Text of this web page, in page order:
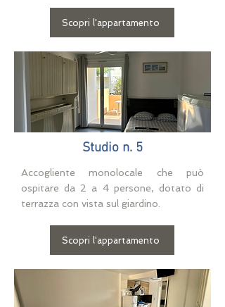
Scopri l'appartamento
Studio n. 5
Accogliente monolocale che può
ospitare da 2 a 4 persone, dotato di
terrazza con vista sul giardino.
Scopri l'appartamento